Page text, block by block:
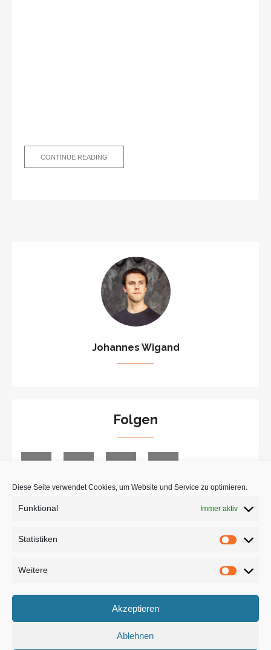
Diese Seite verwendet Cookies, um Website und Service zu optimieren.
Funktional Immer aktiv
Statistiken
Weitere
Akzeptieren
Ablehnen
CONTINUE READING
Johannes Wigand
Folgen